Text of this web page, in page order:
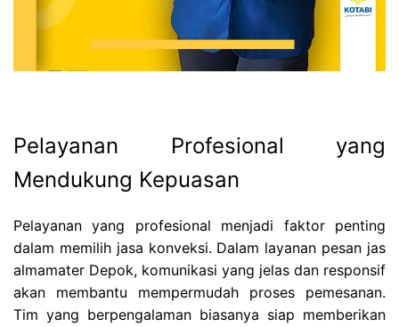
Pelayanan Profesional yang
Mendukung Kepuasan
Pelayanan yang profesional menjadi faktor penting
dalam memilih jasa konveksi. Dalam layanan pesan jas
almamater Depok, komunikasi yang jelas dan responsif
akan membantu mempermudah proses pemesanan.
Tim yang berpengalaman biasanya siap memberikan